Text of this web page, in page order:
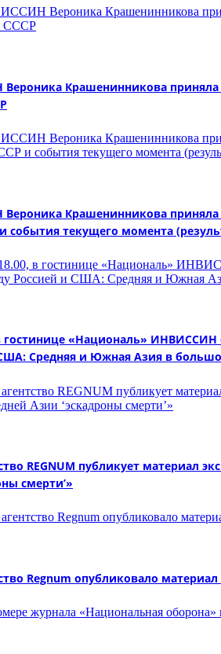
Крашенинникова приняла
Крашенинникова приняла
события текущего момента
гостинице «Националь»
Средняя и Южная Азия в
REGNUM публикует материал
смерти’»
Regnum опубликовало